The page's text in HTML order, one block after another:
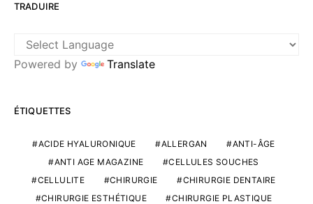
TRADUIRE
Powered by Translate
ÉTIQUETTES
ACIDE HYALURONIQUE ALLERGAN
ANTI-ÂGE
ANTI AGE MAGAZINE
CELLULES SOUCHES
CELLULITE
CHIRURGIE
CHIRURGIE DENTAIRE
CHIRURGIE ESTHÉTIQUE
CHIRURGIE PLASTIQUE